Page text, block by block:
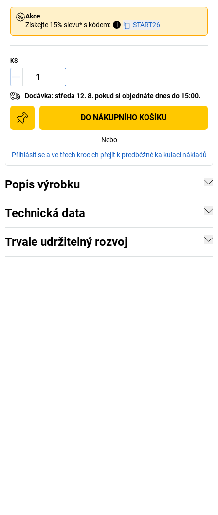
Akce
Získejte 15% slevu* s kódem:
i START26
KS
Dodávka: středa 12. 8. pokud si objednáte dnes do 15:00.
DO NÁKUPNÍHO KOŠÍKU
Nebo
Přihlásit se a ve třech krocích přejít k předběžné kalkulaci nákladů
Popis výrobku
Technická data
Trvale udržitelný rozvoj